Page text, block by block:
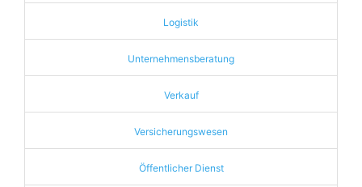
Logistik
Unternehmensberatung
Verkauf
Versicherungswesen
Öffentlicher Dienst